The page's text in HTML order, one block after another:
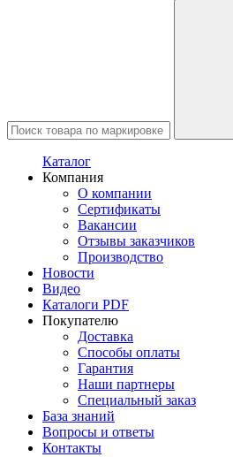
Каталог
Компания
О компании
Сертификаты
Вакансии
Отзывы заказчиков
Производство
Новости
Видео
Каталоги PDF
Покупателю
Доставка
Способы оплаты
Гарантия
Наши партнеры
Специальный заказ
База знаний
Вопросы и ответы
Контакты